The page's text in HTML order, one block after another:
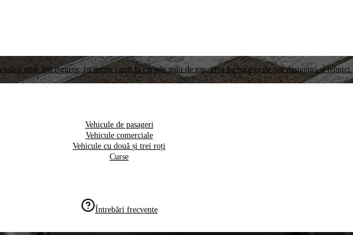
unui test riguros, cu meste cazul la cursele auto de top, prin furnizarea de noi designuri și tehnici.
Vehicule de pasageri
Vehicule comerciale
Vehicule cu două și trei roți
Curse
Întrebări frecvente